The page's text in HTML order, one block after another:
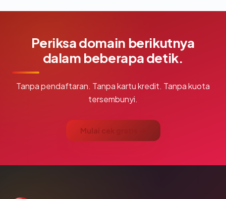
Periksa domain berikutnya
dalam beberapa detik.
Tanpa pendaftaran. Tanpa kartu kredit. Tanpa kuota
tersembunyi.
Mulai cek gratis →